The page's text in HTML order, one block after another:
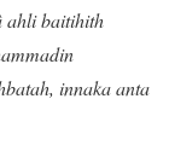
ahli baitihith
innaka anta